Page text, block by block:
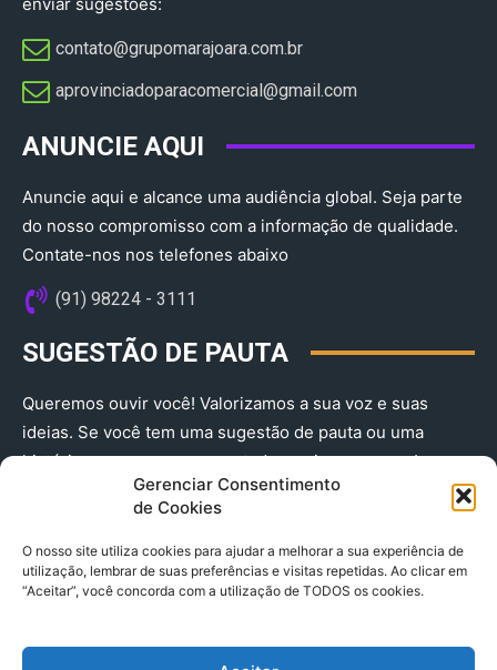
Gerenciar Consentimento
de Cookies
O nosso site utiliza cookies para ajudar a melhorar a sua experiência de
utilização, lembrar de suas preferências e visitas repetidas. Ao clicar em
“Aceitar”, você concorda com a utilização de TODOS os cookies.
contato@grupomarajoara.com.br
aprovinciadoparacomercial@gmail.com​
ANUNCIE AQUI
Anuncie aqui e alcance uma audiência global. Seja parte
do nosso compromisso com a informação de qualidade.
Contate-nos nos telefones abaixo
(91) 98224 - 3111
SUGESTÃO DE PAUTA
Queremos ouvir você! Valorizamos a sua voz e suas
ideias. Se você tem uma sugestão de pauta ou uma
história que merece ser contada, envie-nos agora!
(91) 98224 - 3111